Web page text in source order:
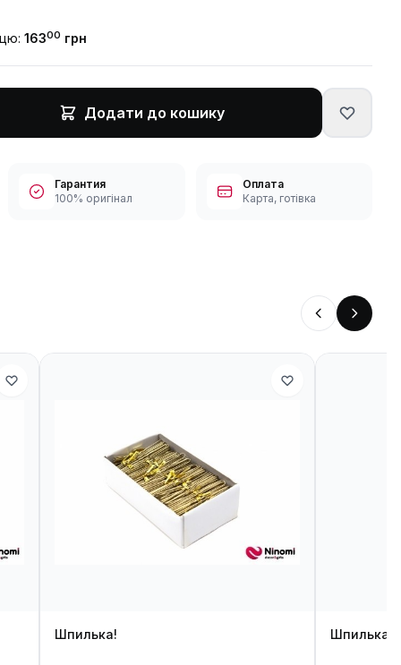
16300 грн
Додати до кошику
Гарантия
100% оригінал
Оплата
Карта, готівка
Шпилька! Шпилька!